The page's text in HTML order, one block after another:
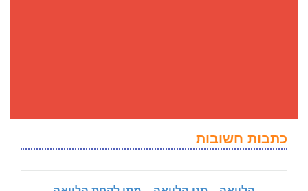
כתבות חשובות